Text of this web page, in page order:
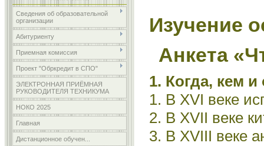
Сведения об образовательной
организации
Абитуриенту
Приемная комиссия
Проект "Обркредит в СПО"
ЭЛЕКТРОННАЯ ПРИЁМНАЯ
РУКОВОДИТЕЛЯ ТЕХНИКУМА
НОКО 2025
Главная
Дистанционное обучен...
Изучение
Анкета
1. Когда, кем
1. В XVI веке
2. В XVII веке
3. В XVIII веке